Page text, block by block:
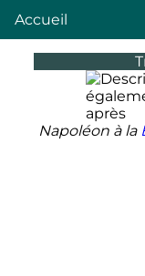
Accueil
Napoléon à la